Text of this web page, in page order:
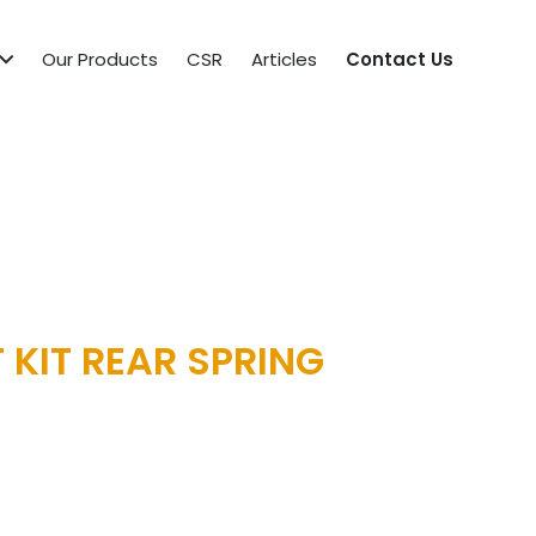
Our Products CSR Articles Contact Us
KIT REAR SPRING